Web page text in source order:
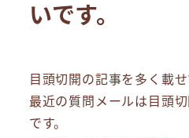
いです。
目頭切開の記事を多く載
最近の質問メールは目頭
です。